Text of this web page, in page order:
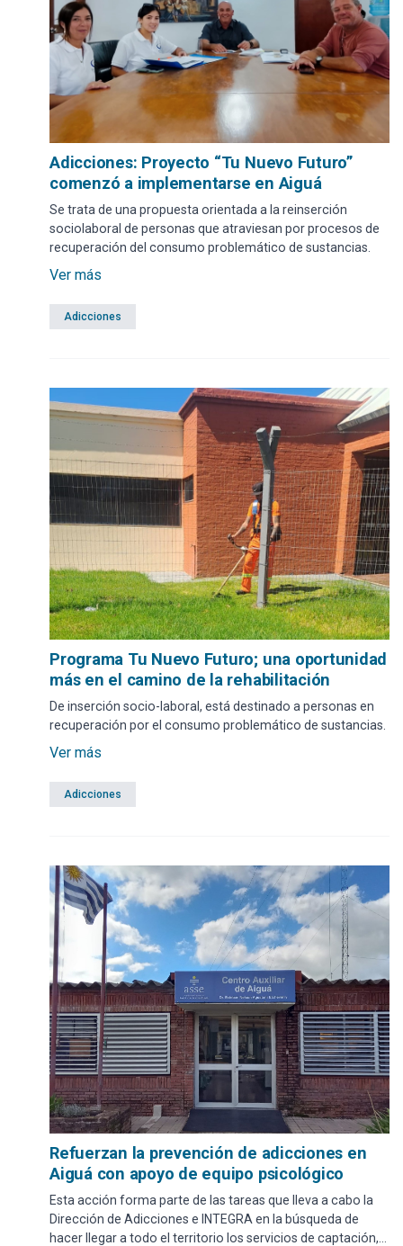
Adicciones: Proyecto “Tu Nuevo Futuro”
comenzó a implementarse en Aiguá
Se trata de una propuesta orientada a la reinserción
sociolaboral de personas que atraviesan por procesos de
recuperación del consumo problemático de sustancias.
Ver más
Adicciones
Programa Tu Nuevo Futuro; una oportunidad
más en el camino de la rehabilitación
De inserción socio-laboral, está destinado a personas en
recuperación por el consumo problemático de sustancias.
Ver más
Adicciones
Refuerzan la prevención de adicciones en
Aiguá con apoyo de equipo psicológico
Esta acción forma parte de las tareas que lleva a cabo la
Dirección de Adicciones e INTEGRA en la búsqueda de
hacer llegar a todo el territorio los servicios de captación,